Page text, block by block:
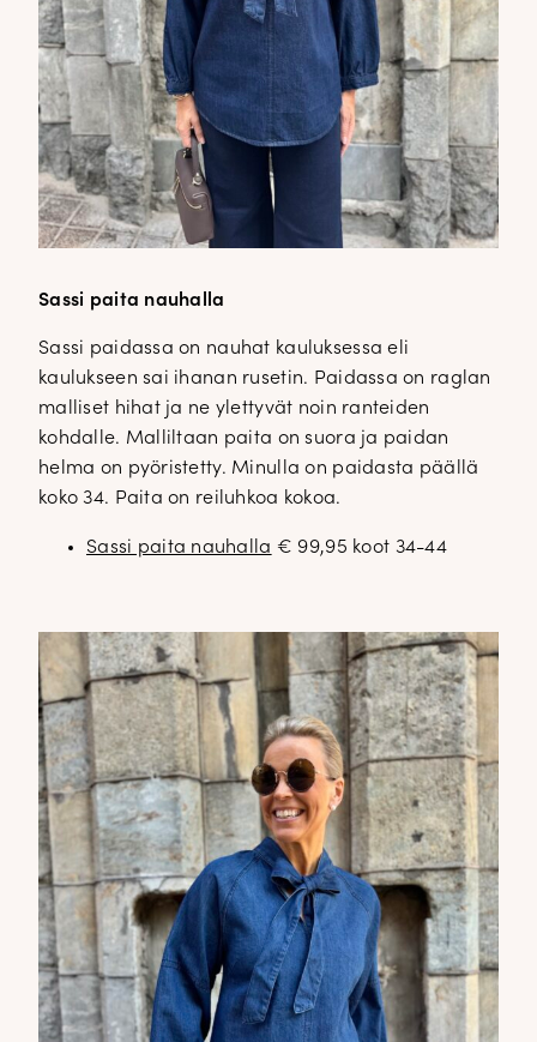
Sassi paita nauhalla
Sassi paidassa on nauhat kauluksessa eli
kaulukseen sai ihanan rusetin. Paidassa on raglan
malliset hihat ja ne ylettyvät noin ranteiden
kohdalle. Malliltaan paita on suora ja paidan
helma on pyöristetty. Minulla on paidasta päällä
koko 34. Paita on reiluhkoa kokoa.
Sassi paita nauhalla € 99,95 koot 34-44